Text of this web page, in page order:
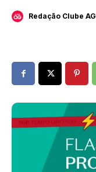
Redação Clube AG